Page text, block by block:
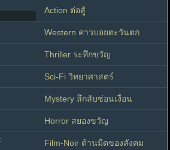
Action ต่อสู้
Western คาวบอยตะวันตก
Thriller ระทึกขวัญ
Sci-Fi วิทยาศาสตร์
Mystery ลึกลับซ่อนเงื่อน
Horror สยองขวัญ
Film-Noir ด้านมืดของสังคม